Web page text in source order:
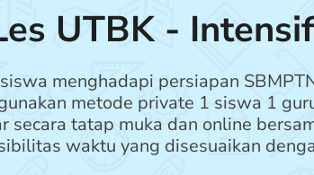
UTBK -
menghadapi persiapan
metode private 1 siswa 1
secara tatap muka dan online
waktu yang disesuaikan